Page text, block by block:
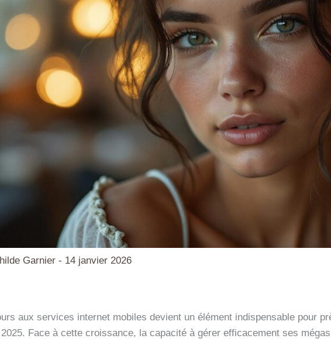
Garnier- 14 janvier 2026
aux services internet mobiles devient un élément indispensable pour
Face à cette croissance, la capacité à gérer efficacement ses